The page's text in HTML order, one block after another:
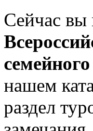
Сейчас вы
нашем
раздел